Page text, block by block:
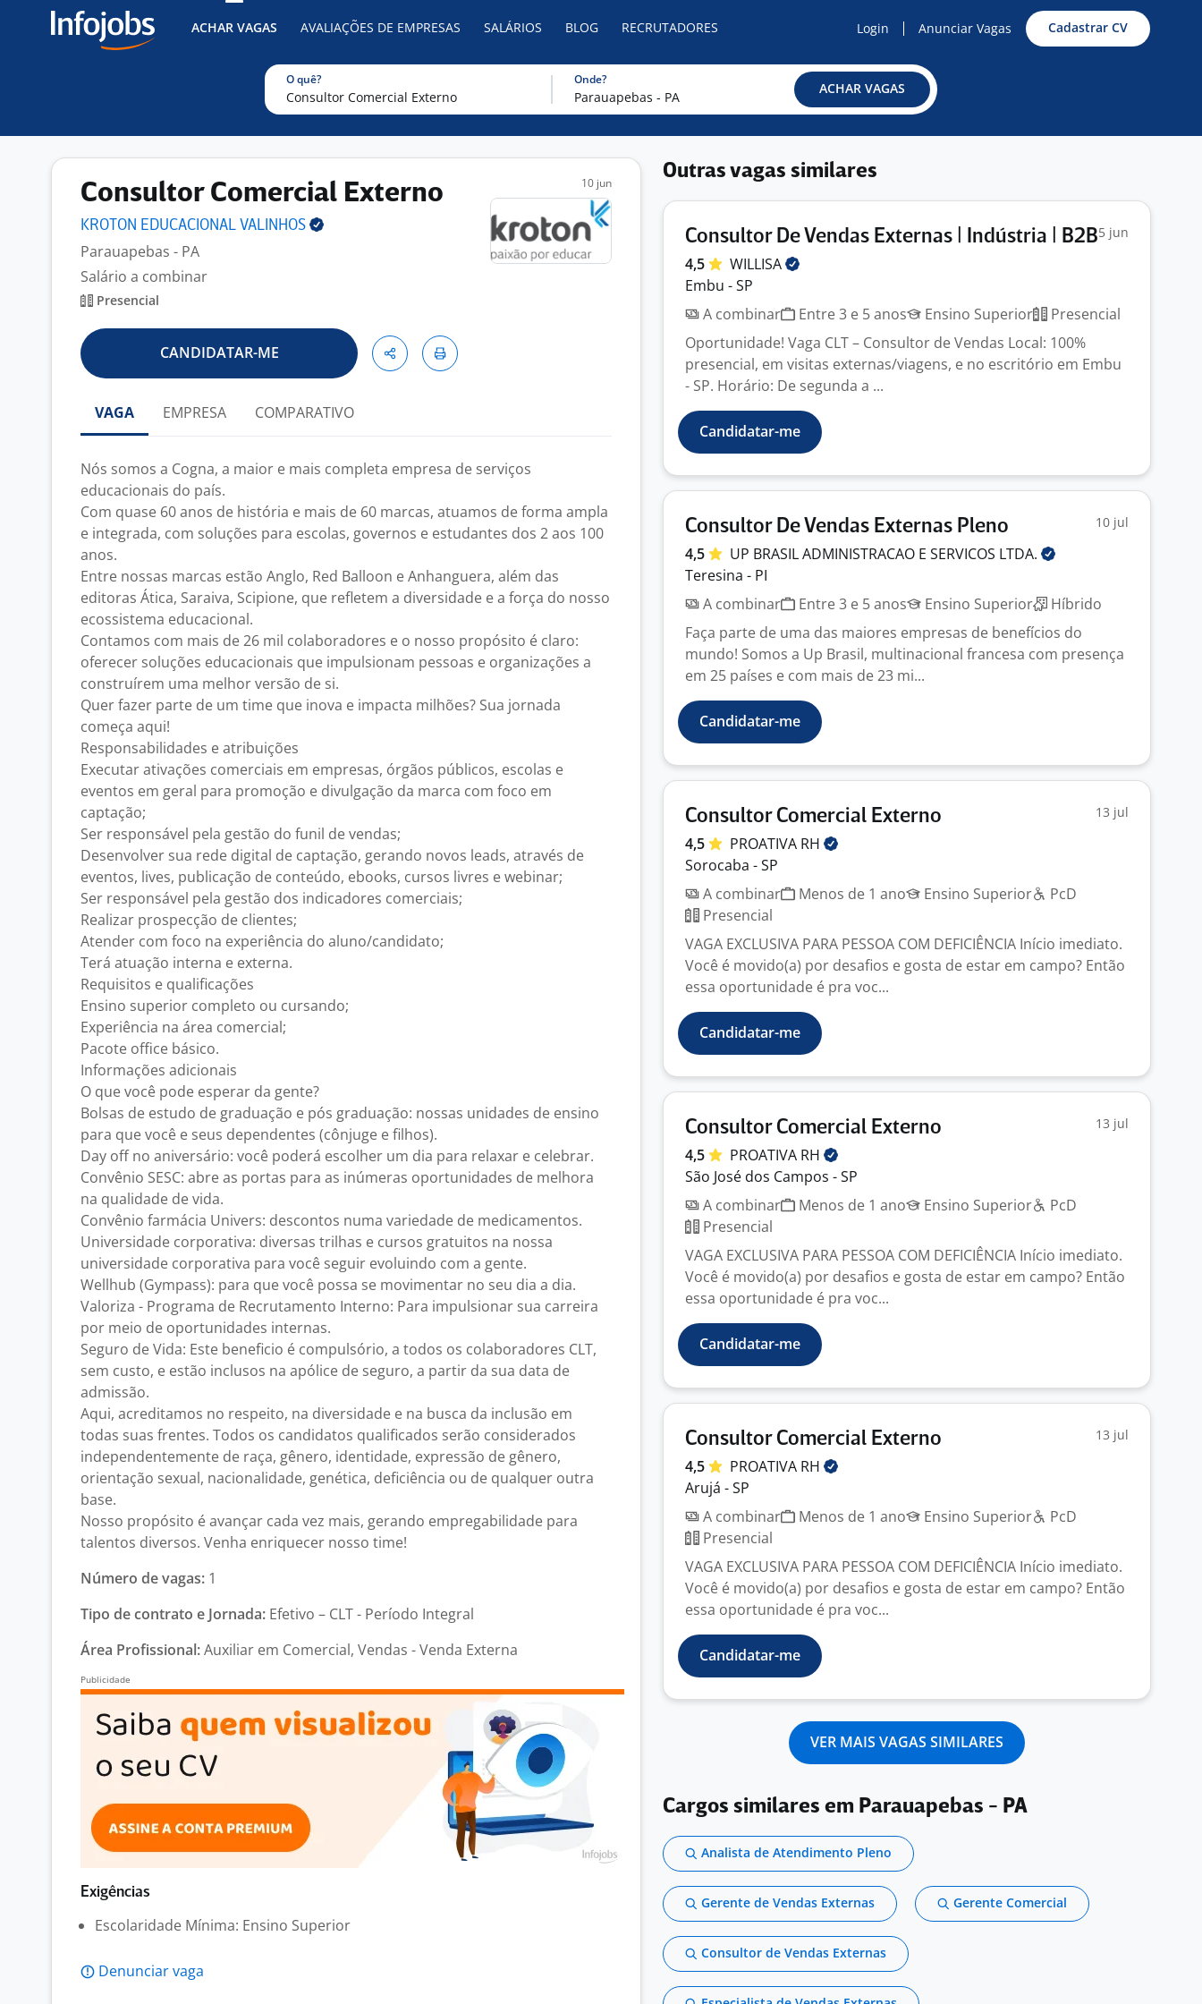
ACHAR VAGAS AVALIAÇÕES DE EMPRESAS SALÁRIOS BLOG RECRUTADORES Login Anunciar Vagas Cadastrar CV
O quê? Onde?
ACHAR VAGAS
Consultor Comercial Externo
KROTON EDUCACIONAL VALINHOS
Parauapebas - PA
Salário a combinar
Presencial
10 jun
CANDIDATAR-ME
VAGA EMPRESA COMPARATIVO
Nós somos a Cogna, a maior e mais completa empresa de serviços
educacionais do país.
Com quase 60 anos de história e mais de 60 marcas, atuamos de forma ampla
e integrada, com soluções para escolas, governos e estudantes dos 2 aos 100
anos.
Entre nossas marcas estão Anglo, Red Balloon e Anhanguera, além das
editoras Ática, Saraiva, Scipione, que refletem a diversidade e a força do nosso
ecossistema educacional.
Contamos com mais de 26 mil colaboradores e o nosso propósito é claro:
oferecer soluções educacionais que impulsionam pessoas e organizações a
construírem uma melhor versão de si.
Quer fazer parte de um time que inova e impacta milhões? Sua jornada
começa aqui!
Responsabilidades e atribuições
Executar ativações comerciais em empresas, órgãos públicos, escolas e
eventos em geral para promoção e divulgação da marca com foco em
captação;
Ser responsável pela gestão do funil de vendas;
Desenvolver sua rede digital de captação, gerando novos leads, através de
eventos, lives, publicação de conteúdo, ebooks, cursos livres e webinar;
Ser responsável pela gestão dos indicadores comerciais;
Realizar prospecção de clientes;
Atender com foco na experiência do aluno/candidato;
Terá atuação interna e externa.
Requisitos e qualificações
Ensino superior completo ou cursando;
Experiência na área comercial;
Pacote office básico.
Informações adicionais
O que você pode esperar da gente?
Bolsas de estudo de graduação e pós graduação: nossas unidades de ensino
para que você e seus dependentes (cônjuge e filhos).
Day off no aniversário: você poderá escolher um dia para relaxar e celebrar.
Convênio SESC: abre as portas para as inúmeras oportunidades de melhora
na qualidade de vida.
Convênio farmácia Univers: descontos numa variedade de medicamentos.
Universidade corporativa: diversas trilhas e cursos gratuitos na nossa
universidade corporativa para você seguir evoluindo com a gente.
Wellhub (Gympass): para que você possa se movimentar no seu dia a dia.
Valoriza - Programa de Recrutamento Interno: Para impulsionar sua carreira
por meio de oportunidades internas.
Seguro de Vida: Este beneficio é compulsório, a todos os colaboradores CLT,
sem custo, e estão inclusos na apólice de seguro, a partir da sua data de
admissão.
Aqui, acreditamos no respeito, na diversidade e na busca da inclusão em
todas suas frentes. Todos os candidatos qualificados serão considerados
independentemente de raça, gênero, identidade, expressão de gênero,
orientação sexual, nacionalidade, genética, deficiência ou de qualquer outra
base.
Nosso propósito é avançar cada vez mais, gerando empregabilidade para
talentos diversos. Venha enriquecer nosso time!
Número de vagas: 1
Tipo de contrato e Jornada: Efetivo – CLT - Período Integral
Área Profissional:Auxiliar em Comercial, Vendas - Venda Externa
Exigências
Escolaridade Mínima: Ensino Superior
Denunciar vaga
Outras vagas similares
Consultor De Vendas Externas | Indústria | B2B5 jun
4,5
WILLISA
Embu - SP
A combinar
Entre 3 e 5 anos Ensino Superior
Presencial
Oportunidade! Vaga CLT – Consultor de Vendas Local: 100%
presencial, em visitas externas/viagens, e no escritório em Embu
- SP. Horário: De segunda a ...
Candidatar-me
Consultor De Vendas Externas Pleno 10 jul
4,5 UP BRASIL ADMINISTRACAO E SERVICOS LTDA.
Teresina - PI
A combinar
Entre 3 e 5 anos Ensino Superior
Híbrido
Faça parte de uma das maiores empresas de benefícios do
mundo! Somos a Up Brasil, multinacional francesa com presença
em 25 países e com mais de 23 mi...
Candidatar-me
Consultor Comercial Externo 13 jul
4,5 PROATIVA RH
Sorocaba - SP
A combinar
Menos de 1 ano Ensino Superior
PcD
Presencial
VAGA EXCLUSIVA PARA PESSOA COM DEFICIÊNCIA Início imediato.
Você é movido(a) por desafios e gosta de estar em campo? Então
essa oportunidade é pra voc...
Candidatar-me
Consultor Comercial Externo 13 jul
4,5 PROATIVA RH
São José dos Campos - SP
A combinar
Menos de 1 ano Ensino Superior
PcD
Presencial
VAGA EXCLUSIVA PARA PESSOA COM DEFICIÊNCIA Início imediato.
Você é movido(a) por desafios e gosta de estar em campo? Então
essa oportunidade é pra voc...
Candidatar-me
Consultor Comercial Externo 13 jul
4,5 PROATIVA RH
Arujá - SP
A combinar
Menos de 1 ano Ensino Superior
PcD
Presencial
VAGA EXCLUSIVA PARA PESSOA COM DEFICIÊNCIA Início imediato.
Você é movido(a) por desafios e gosta de estar em campo? Então
essa oportunidade é pra voc...
Candidatar-me
VER MAIS VAGAS SIMILARES
Cargos similares em Parauapebas - PA
Analista de Atendimento Pleno
Gerente de Vendas Externas Gerente Comercial
Consultor de Vendas Externas